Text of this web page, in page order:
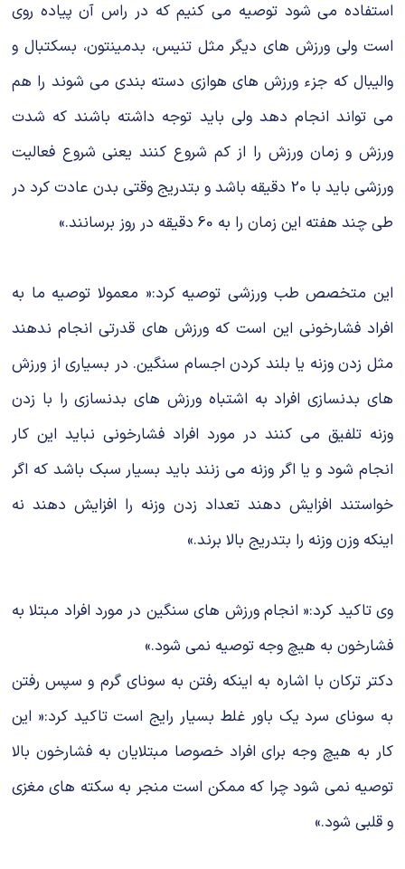
استفاده می شود توصیه می کنیم که در راس آن پیاده روی
است ولی ورزش های دیگر مثل تنیس، بدمینتون، بسکتبال و
والیبال که جزء ورزش های هوازی دسته بندی می شوند را هم
می تواند انجام دهد ولی باید توجه داشته باشند که شدت
ورزش و زمان ورزش را از کم شروع کنند یعنی شروع فعالیت
ورزشی باید با 20 دقیقه باشد و بتدریج وقتی بدن عادت کرد در
طی چند هفته این زمان را به 60 دقیقه در روز برسانند.»
این متخصص طب ورزشی توصیه کرد:« معمولا توصیه ما به
افراد فشارخونی این است که ورزش های قدرتی انجام ندهند
مثل زدن وزنه یا بلند کردن اجسام سنگین. در بسیاری از ورزش
های بدنسازی افراد به اشتباه ورزش های بدنسازی را با زدن
وزنه تلفیق می کنند در مورد افراد فشارخونی نباید این کار
انجام شود و یا اگر وزنه می زنند باید بسیار سبک باشد که اگر
خواستند افزایش دهند تعداد زدن وزنه را افزایش دهند نه
اینکه وزن وزنه را بتدریج بالا برند.»
وی تاکید کرد:« انجام ورزش های سنگین در مورد افراد مبتلا به
فشارخون به هیچ وجه توصیه نمی شود.»
دکتر ترکان با اشاره به اینکه رفتن به سونای گرم و سپس رفتن
به سونای سرد یک باور غلط بسیار رایج است تاکید کرد:« این
کار به هیچ وجه برای افراد خصوصا مبتلایان به فشارخون بالا
توصیه نمی شود چرا که ممکن است منجر به سکته های مغزی
و قلبی شود.»